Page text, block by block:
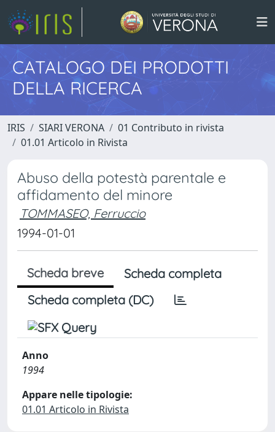
CATALOGO DEI PRODOTTI
DELLA RICERCA
IRIS SIARI VERONA
01 Contributo in rivista
01.01 Articolo in Rivista
Abuso della potestà parentale e
affidamento del minore
TOMMASEO, Ferruccio
1994-01-01
Scheda breve
Scheda completa
Scheda completa (DC)
Anno
1994
Appare nelle tipologie:
01.01 Articolo in Rivista